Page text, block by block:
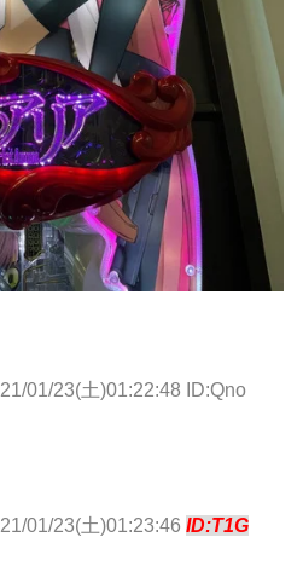
21/01/23(土)01:22:48 ID:Qno
21/01/23(土)01:23:46 ID:T1G